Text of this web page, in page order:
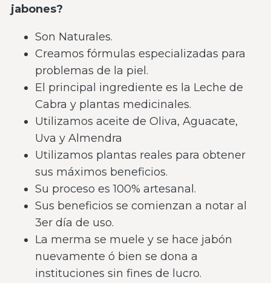
jabones?
Son Naturales.
Creamos fórmulas especializadas para
problemas de la piel.
El principal ingrediente es la Leche de
Cabra y plantas medicinales.
Utilizamos aceite de Oliva, Aguacate,
Uva y Almendra
Utilizamos plantas reales para obtener
sus máximos beneficios.
Su proceso es 100% artesanal.
Sus beneficios se comienzan a notar al
3er día de uso.
La merma se muele y se hace jabón
nuevamente ó bien se dona a
instituciones sin fines de lucro.